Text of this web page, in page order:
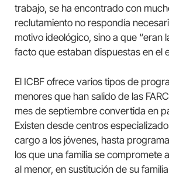
trabajo, se ha encontrado con
reclutamiento no respondía
motivo ideológico, sino a que “eran
facto que estaban dispuestas en el
El ICBF ofrece varios tipos de
menores que han salido de las
mes de septiembre convertida en
Existen desde centros
cargo a los jóvenes, hasta
los que una familia se compromete
al menor, en sustitución de su